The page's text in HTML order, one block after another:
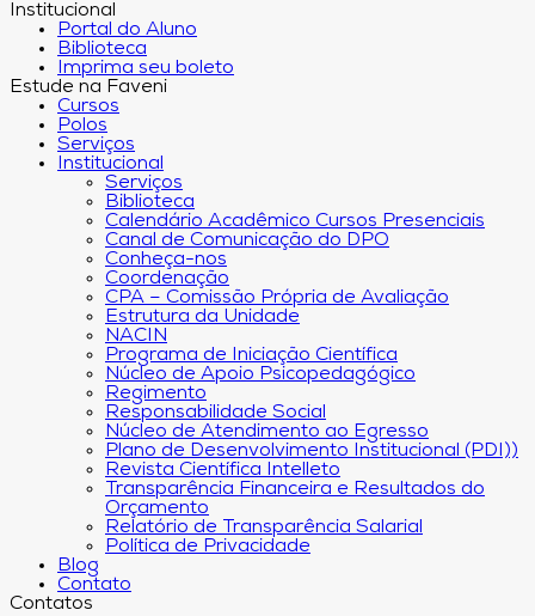
Institucional
Portal do Aluno
Biblioteca
Imprima seu boleto
Estude na Faveni
Cursos
Polos
Serviços
Institucional
Serviços
Biblioteca
Calendário Acadêmico Cursos Presenciais
Canal de Comunicação do DPO
Conheça-nos
Coordenação
CPA – Comissão Própria de Avaliação
Estrutura da Unidade
NACIN
Programa de Iniciação Científica
Núcleo de Apoio Psicopedagógico
Regimento
Responsabilidade Social
Núcleo de Atendimento ao Egresso
Plano de Desenvolvimento Institucional (PDI))
Revista Científica Intelleto
Transparência Financeira e Resultados do
Orçamento
Relatório de Transparência Salarial
Política de Privacidade
Blog
Contato
Contatos